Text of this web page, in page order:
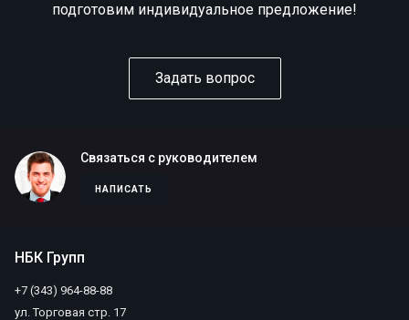
подготовим индивидуальное предложение!
Задать вопрос
Связаться с руководителем
НАПИСАТЬ
НБК Групп
+7 (343) 964-88-88
ул. Торговая стр. 17